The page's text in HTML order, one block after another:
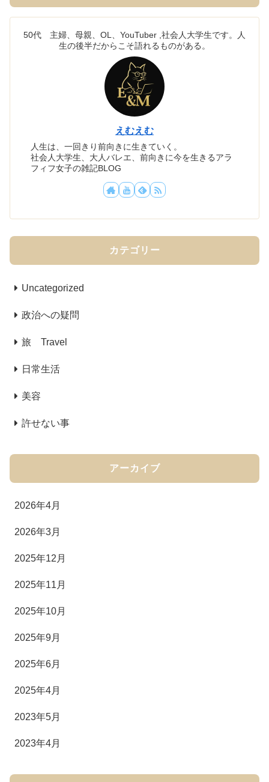
50代 主婦、母親、OL、YouTuber ,社会人大学生です。人
生の後半だからこそ語れるものがある。
えむえむ
人生は、一回きり前向きに生きていく。
社会人大学生、大人バレエ、前向きに今を生きるアラ
フィフ女子の雑記BLOG
カテゴリー
Uncategorized
政治への疑問
旅 Travel
日常生活
美容
許せない事
アーカイブ
2026年4月
2026年3月
2025年12月
2025年11月
2025年10月
2025年9月
2025年6月
2025年4月
2023年5月
2023年4月